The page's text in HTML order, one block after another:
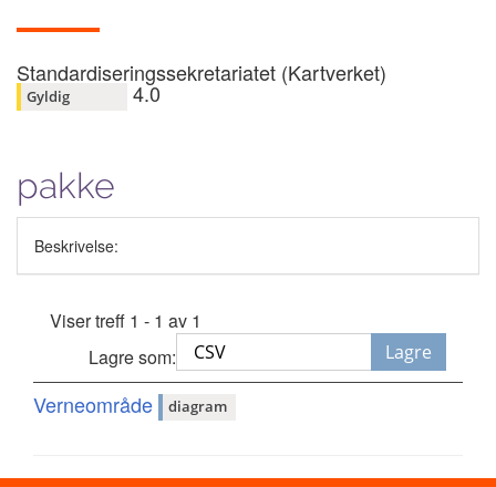
Standardiseringssekretariatet (Kartverket)
Gyldig 4.0
pakke
Beskrivelse:
Viser treff 1 - 1 av 1
Lagre som:
Lagre
Verneområde diagram